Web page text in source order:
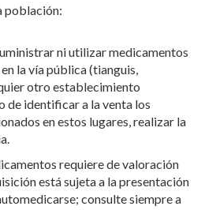
población:
ni utilizar medicamentos
la vía pública (tianguis,
otro establecimiento
de identificar a la venta los
en estos lugares, realizar la
requiere de valoración
está sujeta a la presentación
consulte siempre a